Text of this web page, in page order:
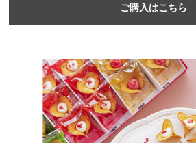
ご購入はこちら